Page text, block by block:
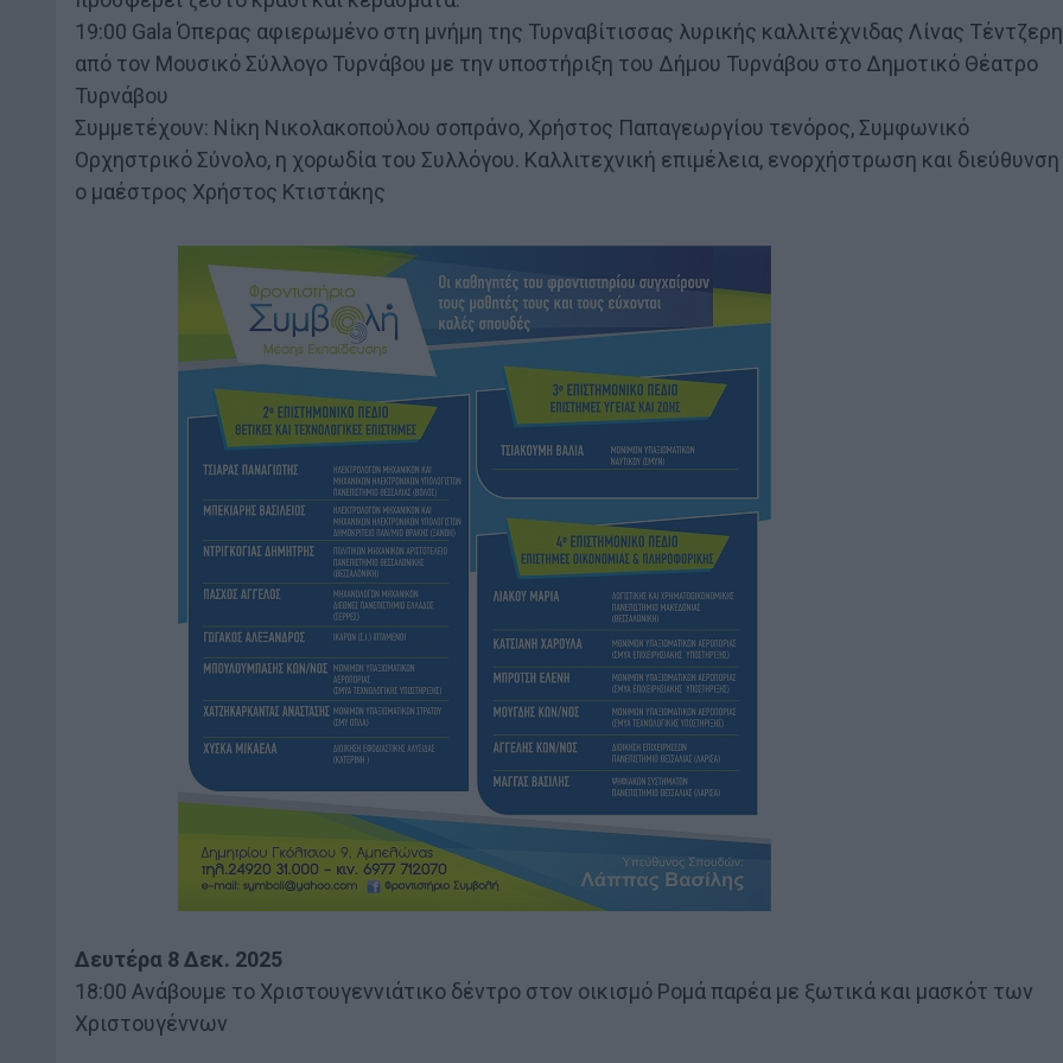
19:00 Gala Όπερας αφιερωμένο στη μνήμη της Τυρναβίτισσας λυρικής καλλιτέχνιδας Λίνας
από τον Μουσικό Σύλλογο Τυρνάβου με την υποστήριξη του Δήμου Τυρνάβου στο Δημοτικό Θέατρο
Τυρνάβου
Συμμετέχουν: Νίκη Νικολακοπούλου σοπράνο, Χρήστος Παπαγεωργίου τενόρος, Συμφωνικό
Ορχηστρικό Σύνολο, η χορωδία του Συλλόγου. Καλλιτεχνική επιμέλεια, ενορχήστρωση και διεύθυνση
ο μαέστρος Χρήστος Κτιστάκης
Δευτέρα 8 Δεκ. 2025
18:00 Ανάβουμε το Χριστουγεννιάτικο δέντρο στον οικισμό Ρομά παρέα με ξωτικά και μασκότ των
Χριστουγέννων